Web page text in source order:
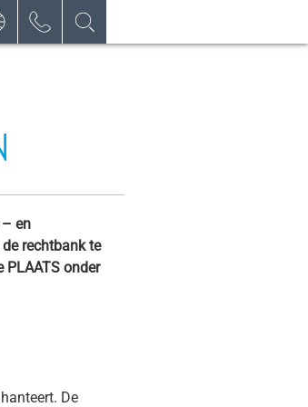
NEDERLANDS
ESPAÑOL
– en
rechtbank te
PLAATS onder
De